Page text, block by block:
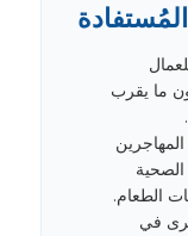
ما يقرب
الصحية
الطعام.
في